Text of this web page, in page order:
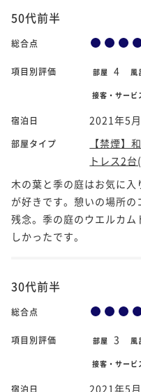
50代前半
総合点
項目別評価 部屋 4 風
接客・サービ
宿泊日 2021年5
部屋タイプ
【禁煙】
トレス2
木の葉と季の庭はお気に
が好きです。憩いの場所
残念。季の庭のウエルカ
しかったです。
30代前半
総合点
項目別評価 部屋 3 風
接客・サービ
宿泊日 2021年5